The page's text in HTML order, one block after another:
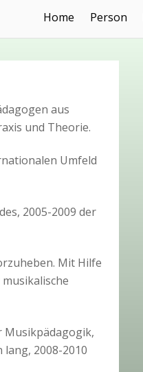
Home Person
aus
und Theorie.
Umfeld
2005-2009 der
Mit Hilfe
Musikpädagogik,
2008-2010